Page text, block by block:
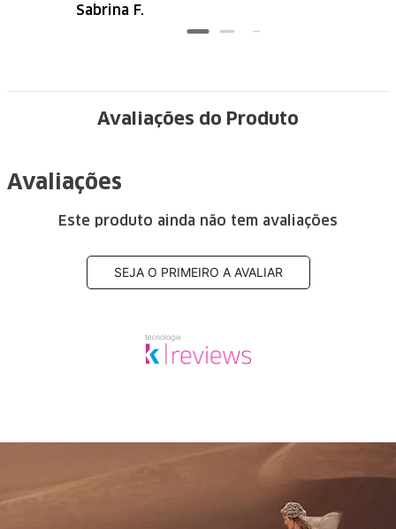
Sabrina F.
Avaliações do Produto
Avaliações
Este produto ainda não tem avaliações
SEJA O PRIMEIRO A AVALIAR